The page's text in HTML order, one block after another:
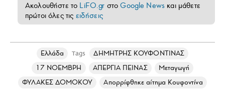
Ακολουθήστε το LiFO.gr στοGoogle News και μάθετε
πρώτοι όλες τις ειδήσεις
Ελλάδα Tags
ΔΗΜΗΤΡΗΣ ΚΟΥΦΟΝΤΙΝΑΣ
17 ΝΟΕΜΒΡΗ
ΑΠΕΡΓΙΑ ΠΕΙΝΑΣ
Μεταγωγή
ΦΥΛΑΚΕΣ ΔΟΜΟΚΟΥ
Απορρίφθηκε αίτημα Κουφοντίνα